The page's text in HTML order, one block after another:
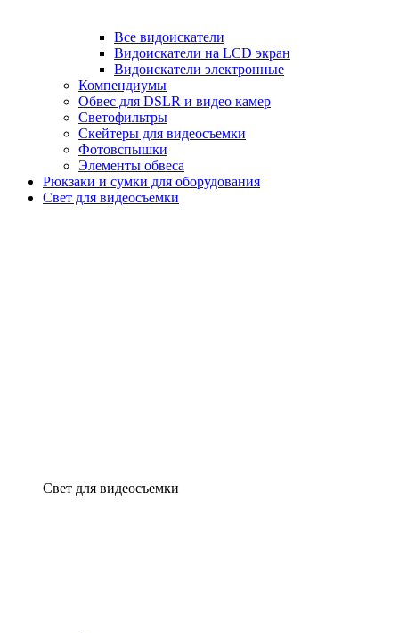
Все видоискатели
Видоискатели на LCD экран
Видоискатели электронные
Компендиумы
Обвес для DSLR и видео камер
Светофильтры
Скейтеры для видеосъемки
Фотовспышки
Элементы обвеса
Рюкзаки и сумки для оборудования
Свет для видеосъемки
Свет для видеосъемки